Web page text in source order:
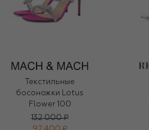
Текстильные
босоножки Lotus
Flower 100
132 000 ₽